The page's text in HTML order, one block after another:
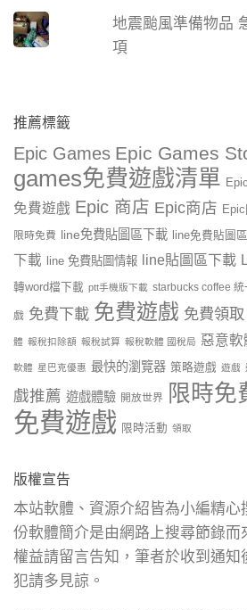
地震颱風準備物品
項
推薦標籤
Epic Games Epic Games
games免費遊戲清單
免費遊戲 Epic 商店 Epic商店
限時免費 line免費貼圖區下載 line免費貼圖
下載
line 免費貼圖情報 line貼圖區下載
轉word檔下載 ptt手機版下載 starbucks coffee
戲 免費下載 免費遊戲 免費領取
體 報稅扣除額 報稅試算 報稅軟體 國稅局 惡意軟
軟體 星巴克優惠 最快的瀏覽器 策略遊戲 遊戲
戲推薦 遊戲體驗 開放世界 限時免
免費遊戲 限時活動 領取
版權宣告
本站軟體、資源介紹皆為小編精心
份軟體簡介是由網路上搜尋節錄而
權益請留言告知，筆者於收到通知
犯請多見諒。